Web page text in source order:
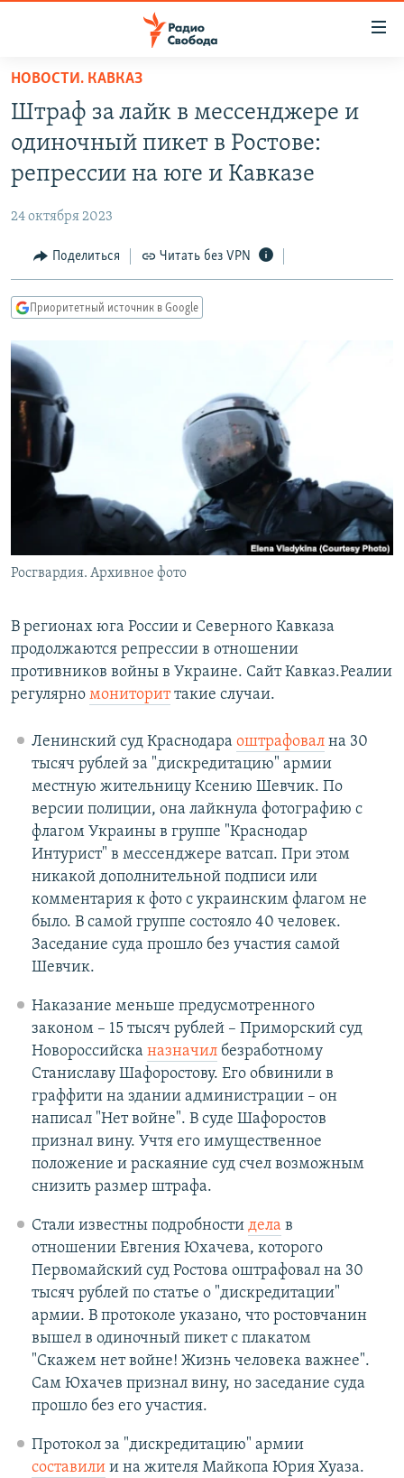
упрощенного
доступа
основному
Вернутся
Вернутся
поиску
ПРОГРАММЫ
ПОДКАСТЫ
МНЕНИЯ
КУЛЬТУРА
КАВКАЗ.РЕАЛИИ
СЕВЕР.РЕАЛИИ
СИБИРЬ.РЕАЛИИ
РАСПИСАНИЕ ВЕЩАНИЯ
ПОДПИШИТЕСЬ НА РАССЫЛКУ
СОЦИАЛЬНЫЕ СЕТИ
Все сайты РСЕ/РС
НОВОСТИ. КАВКАЗ
Штраф за лайк в мессенджере и
одиночный пикет в Ростове:
репрессии на юге и Кавказе
24 октября 2023
Поделиться Читать без VPN
Приоритетный источник в Google
Росгвардия. Архивное фото
В регионах юга России и Северного Кавказа
продолжаются репрессии в отношении
противников войны в Украине. Сайт Кавказ.Реалии
регулярно мониториттакие случаи.
Ленинский суд Краснодара оштрафовална 30
тысяч рублей за "дискредитацию" армии
местную жительницу Ксению Шевчик. По
версии полиции, она лайкнула фотографию с
флагом Украины в группе "Краснодар
Интурист" в мессенджере ватсап. При этом
никакой дополнительной подписи или
комментария к фото с украинским флагом не
было. В самой группе состояло 40 человек.
Заседание суда прошло без участия самой
Шевчик.
Наказание меньше предусмотренного
законом – 15 тысяч рублей – Приморский суд
Новороссийска назначилбезработному
Станиславу Шафоростову. Его обвинили в
граффити на здании администрации – он
написал "Нет войне". В суде Шафоростов
признал вину. Учтя его имущественное
положение и раскаяние суд счел возможным
снизить размер штрафа.
Стали известны подробности дела в
отношении Евгения Юхачева, которого
Первомайский суд Ростова оштрафовал на 30
тысяч рублей по статье о "дискредитации"
армии. В протоколе указано, что ростовчанин
вышел в одиночный пикет с плакатом
"Скажем нет войне! Жизнь человека важнее".
Сам Юхачев признал вину, но заседание суда
прошло без его участия.
Протокол за "дискредитацию" армии
составилии на жителя Майкопа Юрия Хуаза.